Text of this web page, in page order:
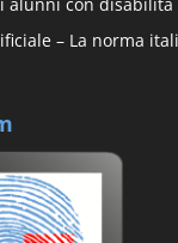
alunni con disabilità
– La norma